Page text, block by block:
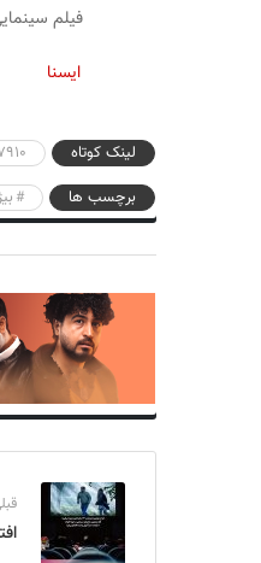
فیلم
ایسنا
لینک کوتاه
برچسب ها